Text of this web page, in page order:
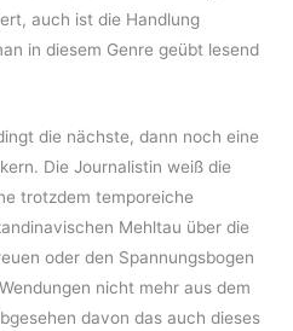
auch ist die Handlung
in diesem Genre geübt lesend
die nächste, dann noch eine
Die Journalistin weiß die
trotzdem temporeiche
Mehltau über die
oder den Spannungsbogen
nicht mehr aus dem
davon das auch dieses